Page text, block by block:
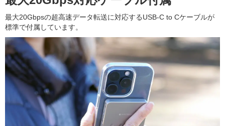
最大20Gbpsの超高速データ転送に対応するUSB-C to Cケーブルが
標準で付属しています。